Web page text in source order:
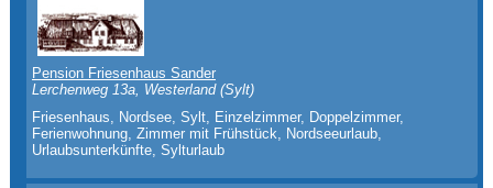
Pension Friesenhaus Sander
Lerchenweg 13a, Westerland (Sylt)
Friesenhaus, Nordsee, Sylt, Einzelzimmer, Doppelzimmer,
Ferienwohnung, Zimmer mit Frühstück, Nordseeurlaub,
Urlaubsunterkünfte, Sylturlaub